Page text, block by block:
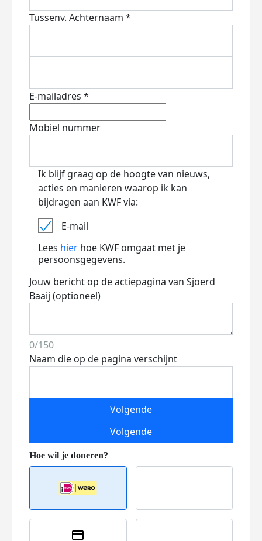
Tussenv. Achternaam *
E-mailadres *
Mobiel nummer
Ik blijf graag op de hoogte van nieuws,
acties en manieren waarop ik kan
bijdragen aan KWF via:
E-mail
Lees hier hoe KWF omgaat met je
persoonsgegevens.
Jouw bericht op de actiepagina van Sjoerd
Baaij (optioneel)
0/150
Naam die op de pagina verschijnt
Volgende
Volgende